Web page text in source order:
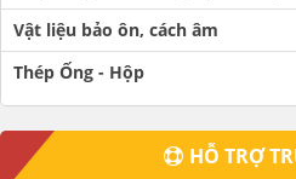
Vật liệu bảo ôn, cách âm
Thép Ống - Hộp
HỖ TRỢ